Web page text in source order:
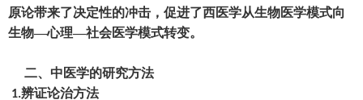
原论带来了决定性的冲击 ， 促进了西医学从生物医学模式向
生物—心理—社会医学模式转变。
二、 中医学的研究方法
1.辨证论治方法